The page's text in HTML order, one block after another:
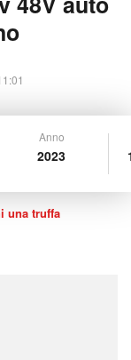
Anno
2023
una truffa